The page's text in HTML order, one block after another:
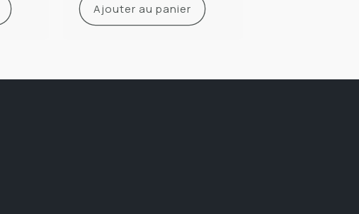
Ajouter au panier